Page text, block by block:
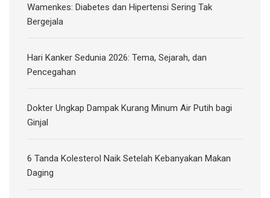
Wamenkes: Diabetes dan Hipertensi Sering Tak
Bergejala
Hari Kanker Sedunia 2026: Tema, Sejarah, dan
Pencegahan
Dokter Ungkap Dampak Kurang Minum Air Putih bagi
Ginjal
6 Tanda Kolesterol Naik Setelah Kebanyakan Makan
Daging